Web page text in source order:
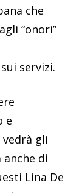
che
“onori”
servizi.
e
gli
di
Lina De